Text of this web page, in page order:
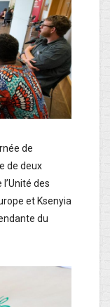
de
de deux
des
et Ksenyia
du